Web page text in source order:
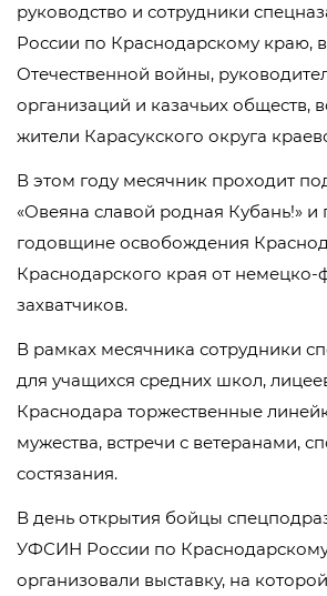
руководство и сотрудники
России по Краснодарскому краю,
Отечественной войны,
организаций и казачьих обществ,
жители Карасукского округа
В этом году месячник проходит
«Овеяна славой родная Кубань!»
годовщине освобождения
Краснодарского края от немецко-
захватчиков.
В рамках месячника сотрудники
для учащихся средних школ,
Краснодара торжественные
мужества, встречи с ветеранами,
состязания.
В день открытия бойцы
УФСИН России по
организовали выставку, на которой